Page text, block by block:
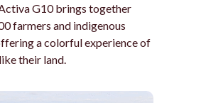
G10 brings together
farmers and indigenous
a colorful experience of
their land.